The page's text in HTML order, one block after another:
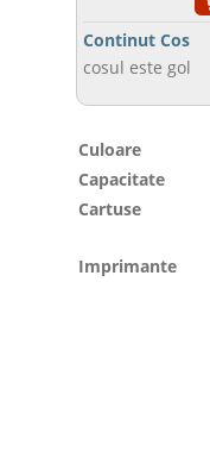
Continut Cos
cosul este gol
Culoare
Capacitate
Cartuse
Imprimante